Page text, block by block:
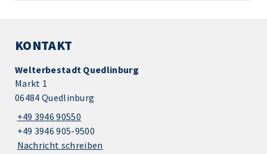
KONTAKT
Welterbestadt Quedlinburg
Markt 1
06484 Quedlinburg
+49 3946 90550
+49 3946 905-9500
Nachricht schreiben